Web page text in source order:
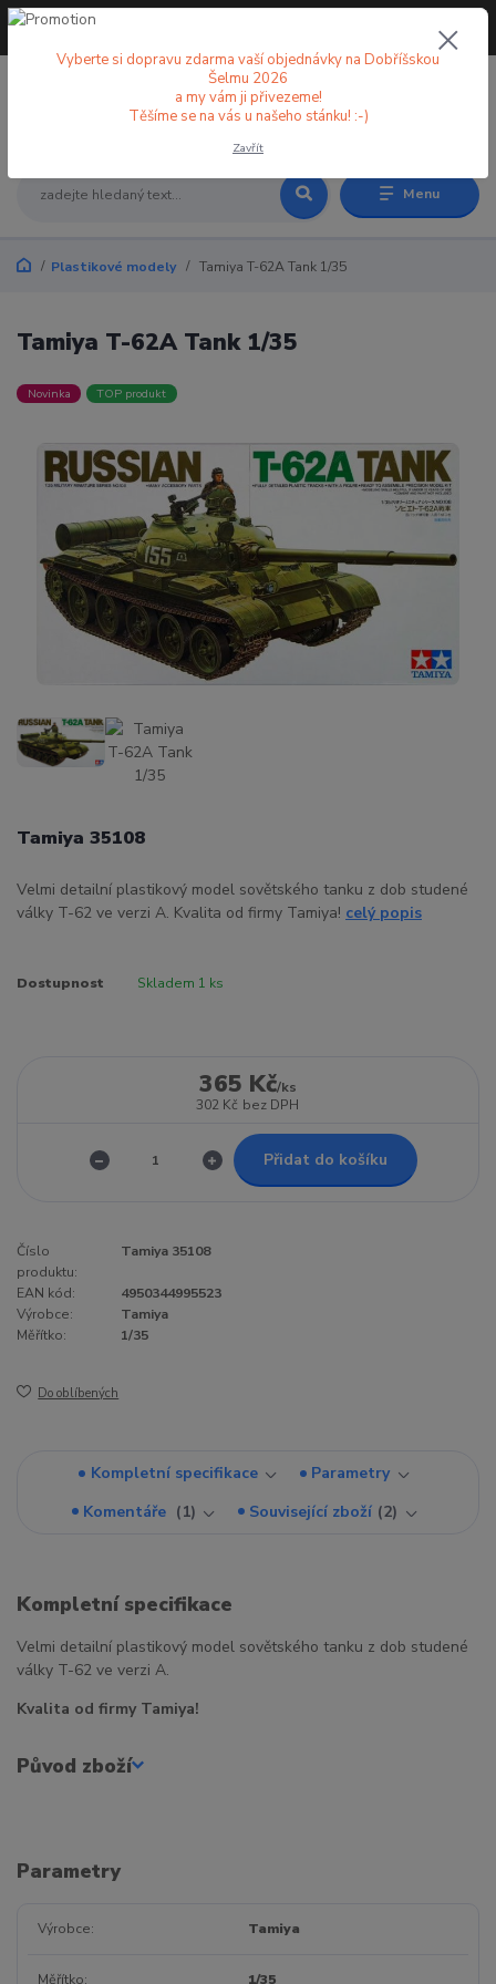
Menu
+420 773 998 582
Plastikové modely Tamiya T-62A Tank 1/35
Tamiya T-62A Tank 1/35
Novinka TOP produkt
Tamiya 35108
Velmi detailní plastikový model sovětského tanku z dob studené
války T-62 ve verzi A. Kvalita od firmy Tamiya! celý popis
Dostupnost Skladem 1 ks
365 Kč/ks
302 Kč bez DPH
Přidat do košíku
Číslo
produktu:
Tamiya 35108
EAN kód:
4950344995523
Výrobce:
Tamiya
Měřítko:
1/35
Do oblíbených
Kompletní specifikace
Parametry
Komentáře
1 Související zboží 2
Kompletní specifikace
Velmi detailní plastikový model sovětského tanku z dob studené
války T-62 ve verzi A.
Kvalita od firmy Tamiya!
Původ zboží
Parametry
Výrobce Tamiya
Měřítko 1/35
Vyberte si dopravu zdarma vaší objednávky na Dobříšskou
Šelmu 2026
a my vám ji přivezeme!
Těšíme se na vás u našeho stánku! :-)
Zavřít